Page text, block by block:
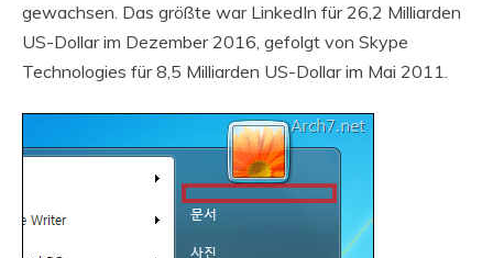
gewachsen. Das größte war LinkedIn für 26,2 Milliarden
US-Dollar im Dezember 2016, gefolgt von Skype
Technologies für 8,5 Milliarden US-Dollar im Mai 2011.